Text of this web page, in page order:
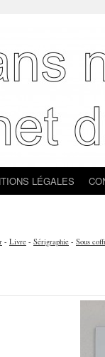
LÉGALES
- Livre - Sérigraphie - Sous